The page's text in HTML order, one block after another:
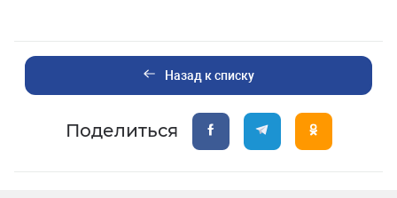
Назад к списку
Поделиться